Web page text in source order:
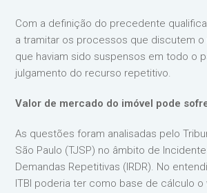
Com a definição do precedente
a tramitar os processos que discutem
que haviam sido suspensos em todo o
julgamento do recurso repetitivo.
Valor de mercado do imóvel pode
As questões foram analisadas pelo
São Paulo (TJSP) no âmbito de
Demandas Repetitivas (IRDR). No
ITBI poderia ter como base de cálculo